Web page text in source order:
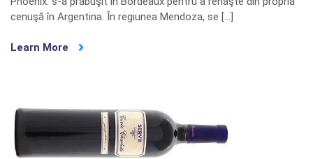
cenuşă în Argentina. În regiunea Mendoza, se […]
Learn More